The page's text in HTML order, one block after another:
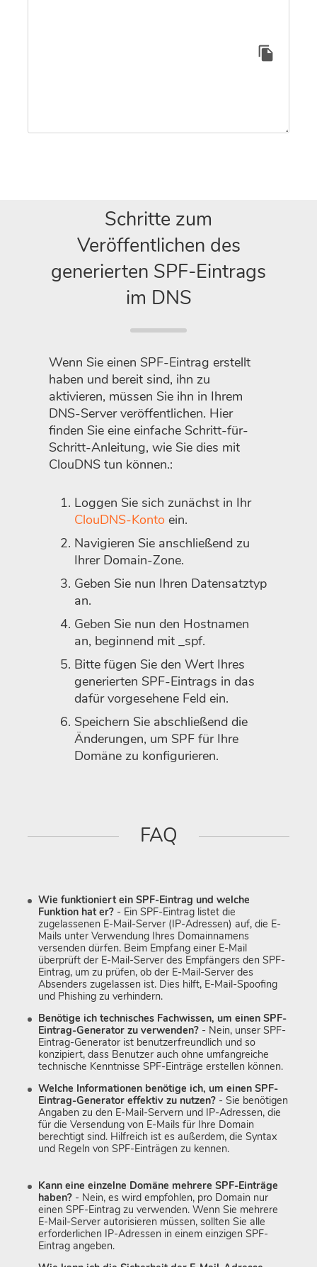
Schritte zum
Veröffentlichen des
generierten SPF-Eintrags
im DNS
Wenn Sie einen SPF-Eintrag erstellt
haben und bereit sind, ihn zu
aktivieren, müssen Sie ihn in Ihrem
DNS-Server veröffentlichen. Hier
finden Sie eine einfache Schritt-für-
Schritt-Anleitung, wie Sie dies mit
ClouDNS tun können.:
Loggen Sie sich zunächst in Ihr
ClouDNS-Konto ein.
Navigieren Sie anschließend zu
Ihrer Domain-Zone.
Geben Sie nun Ihren Datensatztyp
an.
Geben Sie nun den Hostnamen
an, beginnend mit _spf.
Bitte fügen Sie den Wert Ihres
generierten SPF-Eintrags in das
dafür vorgesehene Feld ein.
Speichern Sie abschließend die
Änderungen, um SPF für Ihre
Domäne zu konfigurieren.
FAQ
Wie funktioniert ein SPF-Eintrag und welche
Funktion hat er? - Ein SPF-Eintrag listet die
zugelassenen E-Mail-Server (IP-Adressen) auf, die E-
Mails unter Verwendung Ihres Domainnamens
versenden dürfen. Beim Empfang einer E-Mail
überprüft der E-Mail-Server des Empfängers den SPF-
Eintrag, um zu prüfen, ob der E-Mail-Server des
Absenders zugelassen ist. Dies hilft, E-Mail-Spoofing
und Phishing zu verhindern.
Benötige ich technisches Fachwissen, um einen SPF-
Eintrag-Generator zu verwenden? - Nein, unser SPF-
Eintrag-Generator ist benutzerfreundlich und so
konzipiert, dass Benutzer auch ohne umfangreiche
technische Kenntnisse SPF-Einträge erstellen können.
Welche Informationen benötige ich, um einen SPF-
Eintrag-Generator effektiv zu nutzen? - Sie benötigen
Angaben zu den E-Mail-Servern und IP-Adressen, die
für die Versendung von E-Mails für Ihre Domain
berechtigt sind. Hilfreich ist es außerdem, die Syntax
und Regeln von SPF-Einträgen zu kennen.
Kann eine einzelne Domäne mehrere SPF-Einträge
haben? - Nein, es wird empfohlen, pro Domain nur
einen SPF-Eintrag zu verwenden. Wenn Sie mehrere
E-Mail-Server autorisieren müssen, sollten Sie alle
erforderlichen IP-Adressen in einem einzigen SPF-
Eintrag angeben.